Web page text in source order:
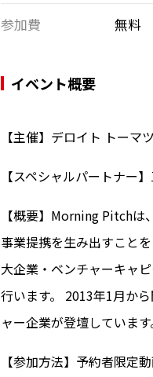
参加費 無料
イベント概要
【主催】デロイト トー
【スペシャルパートナー
【概要】Morning Pitch
事業提携を生み出すこと
大企業・ベンチャーキャ
行います。 2013年1月か
ャー企業が登壇しています
【参加方法】予約者限定